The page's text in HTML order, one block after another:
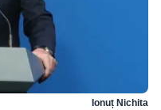
Ionuț Nichita